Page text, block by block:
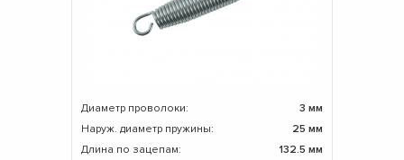
Диаметр проволоки:
3 мм
Наруж. диаметр пружины:
25 мм
Длина по зацепам:
132.5 мм